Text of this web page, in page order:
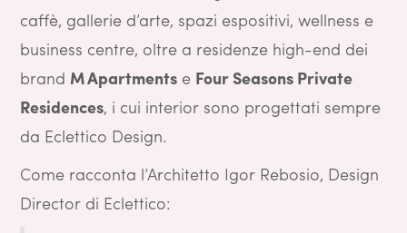
caffè, gallerie d’arte, spazi espositivi, wellness e
business centre, oltre a residenze high-end dei
brand M Apartmentse Four Seasons Private
Residences, i cui interior sono progettati sempre
da Eclettico Design.
Come racconta l’Architetto Igor Rebosio, Design
Director di Eclettico: